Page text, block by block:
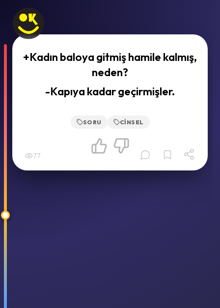
+Kadın baloya gitmiş hamile kalmış,
neden?
-Kapıya kadar geçirmişler.
SORU CINSEL
77